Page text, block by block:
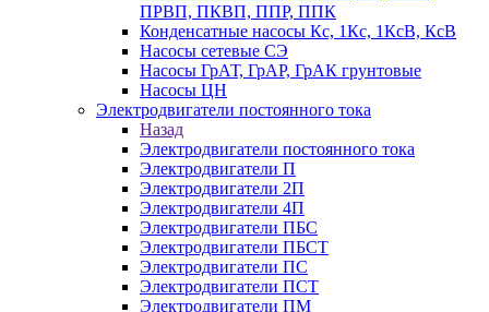
ПРВП, ПКВП, ППР, ППК
Конденсатные насосы Кс, 1Кс, 1КсВ, КсВ
Насосы сетевые СЭ
Насосы ГрАТ, ГрАР, ГрАК грунтовые
Насосы ЦН
Электродвигатели постоянного тока
Назад
Электродвигатели постоянного тока
Электродвигатели П
Электродвигатели 2П
Электродвигатели 4П
Электродвигатели ПБС
Электродвигатели ПБСТ
Электродвигатели ПС
Электродвигатели ПСТ
Электродвигатели ПМ